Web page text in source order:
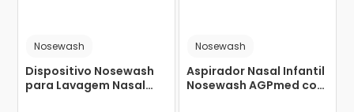
Nosewash
Dispositivo Nosewash
para Lavagem Nasal
Nosewash
Aspirador Nasal Infantil
Nosewash AGPmed com